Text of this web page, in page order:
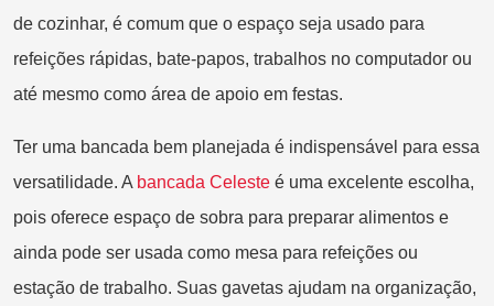
de cozinhar, é comum que o espaço seja usado para
refeições rápidas, bate-papos, trabalhos no computador ou
até mesmo como área de apoio em festas.
Ter uma bancada bem planejada é indispensável para essa
versatilidade. A bancada Celeste é uma excelente escolha,
pois oferece espaço de sobra para preparar alimentos e
ainda pode ser usada como mesa para refeições ou
estação de trabalho. Suas gavetas ajudam na organização,